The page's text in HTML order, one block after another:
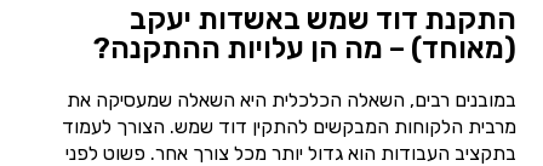
התקנת דוד שמש באשדות יעקב
(מאוחד) – מה הן עלויות ההתקנה?
במובנים רבים, השאלה הכלכלית היא השאלה שמעסיקה את
מרבית הלקוחות המבקשים להתקין דוד שמש. הצורך לעמוד
בתקציב העבודות הוא גדול יותר מכל צורך אחר. פשוט לפני